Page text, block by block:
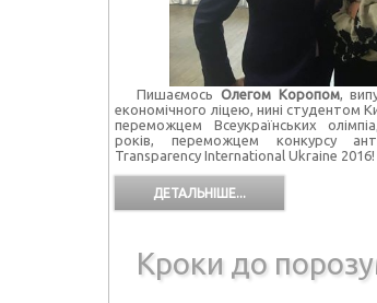
Пишаємось Олегом Коропом,
економічного ліцею, нині студентом
переможцем Всеукраїнських
років, переможцем конкурсу
Transparency International Ukraіne 2016!
ДЕТАЛЬНІШЕ...
Кроки до